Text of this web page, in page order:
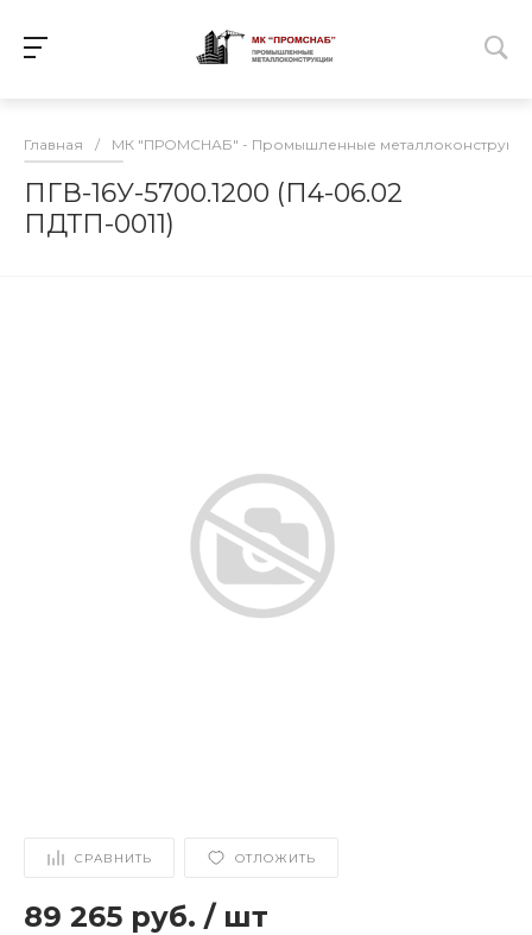
Главная / МК "ПРОМСНАБ" - Промышленные
ПГВ-16У-5700.1200 (П4-06.02
ПДТП-0011)
СРАВНИТЬ ОТЛОЖИТЬ
89 265 руб. / шт